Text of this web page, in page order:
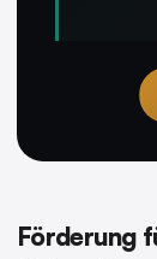
Förderung